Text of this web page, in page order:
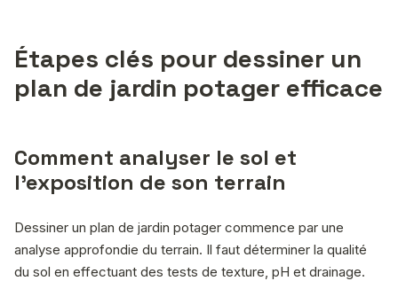
Étapes clés pour dessiner un
plan de jardin potager efficace
Comment analyser le sol et
l’exposition de son terrain
Dessiner un plan de jardin potager commence par une
analyse approfondie du terrain. Il faut déterminer la qualité
du sol en effectuant des tests de texture, pH et drainage.